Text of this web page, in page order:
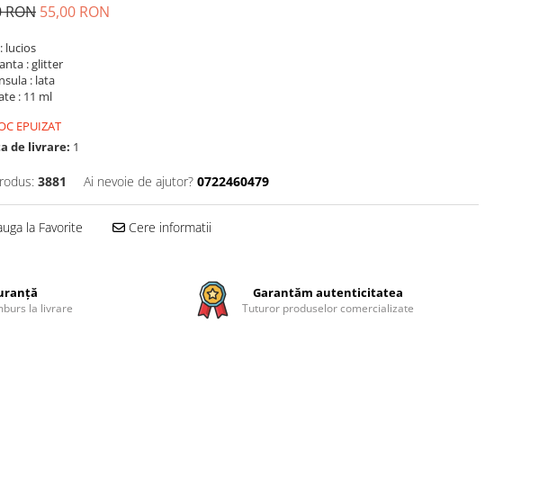
RON 55,00 RON
lucios
: glitter
: lata
: 11 ml
EPUIZAT
de livrare: 1
3881 Ai nevoie de ajutor? 0722460479
la Favorite Cere informatii
la livrare
Garantăm autenticitatea
Tuturor produselor comercializate